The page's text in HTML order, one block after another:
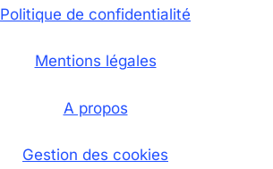
Politique de confidentialité
Mentions légales
A propos
Gestion des cookies